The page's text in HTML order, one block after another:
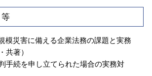
模災害に備える企業法務の課題と実務
共著）
手続を申し立てられた場合の実務対